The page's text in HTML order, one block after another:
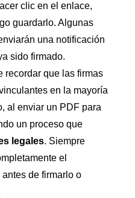
clic en el enlace,
guardarlo. Algunas
una notificación
sido firmado.
recordar que las firmas
en la mayoría
al enviar un PDF para
un proceso que
legales. Siempre
el
de firmarlo o